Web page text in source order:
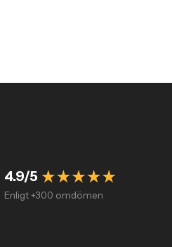
4.9/5
Enligt +300 omdömen